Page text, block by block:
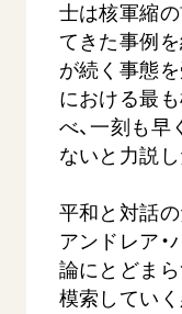
入会について
関連団体
道府県中心会館
聖教ブックストア
soka youth media
Soka Gakkai グロ
SGIピースサイト
士は核軍縮
てきた事例
が続く事態
における最
べ、一刻も
ないと力説し
平和と対話
アンドレア・
論にとどま
模索してい